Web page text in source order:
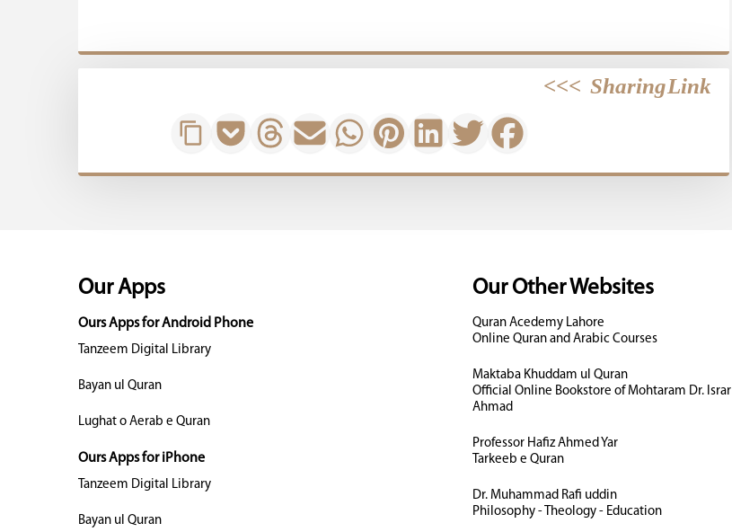
Sharing Link
>>>
Our Other Websites
Quran Acedemy Lahore
Online Quran and Arabic Courses
Maktaba Khuddam ul Quran
Official Online Bookstore of Mohtaram Dr. Israr
Ahmad
Professor Hafiz Ahmed Yar
Tarkeeb e Quran
Dr. Muhammad Rafi uddin
Philosophy - Theology - Education
Our Apps
Ours Apps for Android Phone
Tanzeem Digital Library
Bayan ul Quran
Lughat o Aerab e Quran
Ours Apps for iPhone
Tanzeem Digital Library
Bayan ul Quran